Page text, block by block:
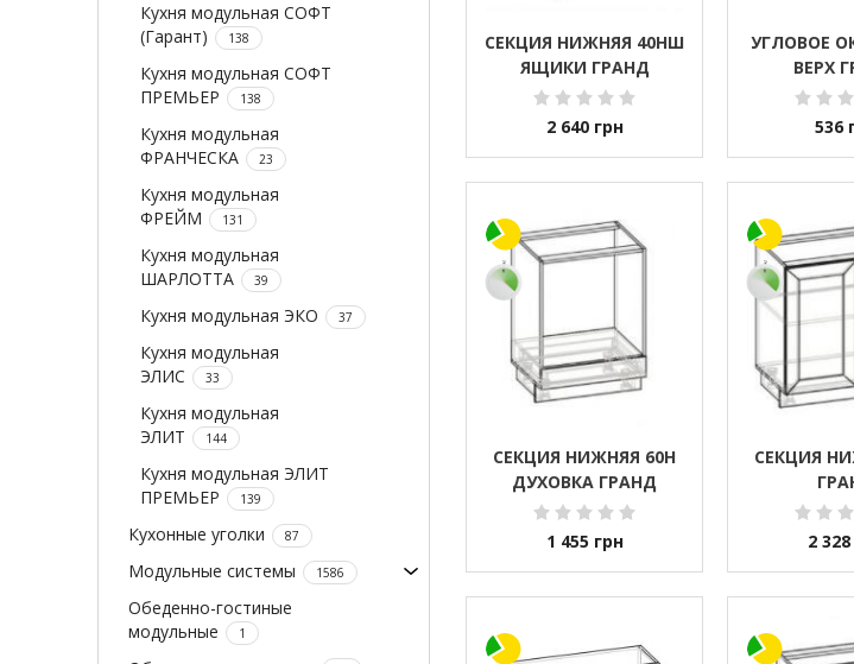
Кухня модульная СОФТ
(Гарант)
138
Кухня модульная СОФТ
ПРЕМЬЕР
138
Кухня модульная
ФРАНЧЕСКА
23
Кухня модульная
ФРЕЙМ
131
Кухня модульная
ШАРЛОТТА
39
Кухня модульная ЭКО 37
Кухня модульная
ЭЛИС
33
Кухня модульная
ЭЛИТ
144
Кухня модульная ЭЛИТ
ПРЕМЬЕР
139
Кухонные уголки 87
Модульные системы 1586
Обеденно-гостиные
модульные
1
СЕКЦИЯ НИЖНЯЯ 40НШ
ЯЩИКИ ГРАНД
2 640 грн
УГЛОВОЕ
ВЕРХ
536
СЕКЦИЯ НИЖНЯЯ 60Н
ДУХОВКА ГРАНД
1 455 грн
СЕКЦИЯ
2 328